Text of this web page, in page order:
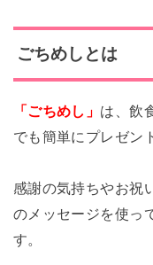
ごちめしとは
「ごちめし」 は、飲
でも簡単にプレゼン
感謝の気持ちやお祝
のメッセージを使っ
す。